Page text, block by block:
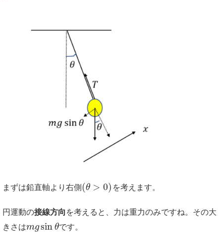
まずは鉛直軸より右側 (θ > 0) を考えます。
円運動の接線方向 を考えると、力は重力のみですね。その大
きさはmgsin θです。